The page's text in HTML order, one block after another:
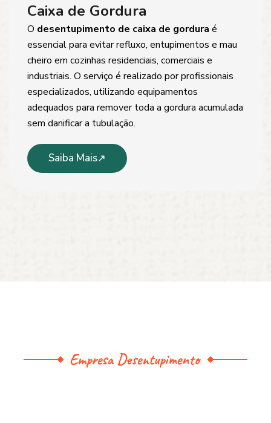
Caixa de Gordura
O desentupimento de caixa de gordura é
essencial para evitar refluxo, entupimentos e mau
cheiro em cozinhas residenciais, comerciais e
industriais. O serviço é realizado por profissionais
especializados, utilizando equipamentos
adequados para remover toda a gordura acumulada
sem danificar a tubulação.
Saiba Mais
Empresa Desentupimento